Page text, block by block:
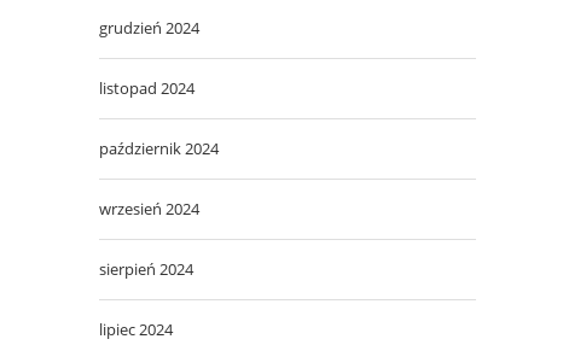
grudzień 2024
listopad 2024
październik 2024
wrzesień 2024
sierpień 2024
lipiec 2024